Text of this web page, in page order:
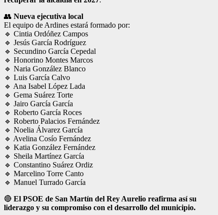
👥 Nueva ejecutiva local
El equipo de Ardines estará formado por:
🔹 Cintia Ordóñez Campos
🔹 Jesús García Rodríguez
🔹 Secundino García Cepedal
🔹 Honorino Montes Marcos
🔹 Naria González Blanco
🔹 Luis García Calvo
🔹 Ana Isabel López Lada
🔹 Gema Suárez Torte
🔹 Jairo García García
🔹 Roberto García Roces
🔹 Roberto Palacios Fernández
🔹 Noelia Álvarez García
🔹 Avelina Cosío Fernández
🔹 Katia González Fernández
🔹 Sheila Martínez García
🔹 Constantino Suárez Ordiz
🔹 Marcelino Torre Canto
🔹 Manuel Turrado García
🔴 El PSOE de San Martín del Rey Aurelio reafirma así su
liderazgo y su compromiso con el desarrollo del municipio.